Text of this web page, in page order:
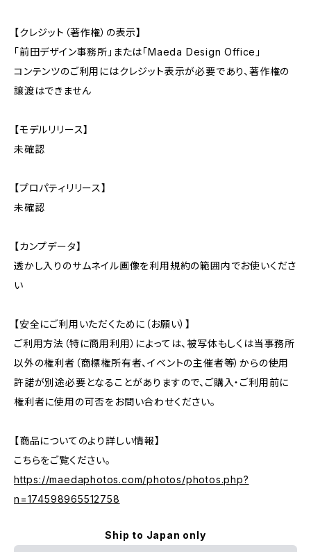
【クレジット（著作権）の表示】
「前田デザイン事務所」または「Maeda Design Office」
コンテンツのご利用にはクレジット表示が必要であり、著作権の
譲渡はできません
【モデルリリース】
未確認
【プロパティリリース】
未確認
【カンプデータ】
透かし入りのサムネイル画像を利用規約の範囲内でお使いくださ
い
【安全にご利用いただくために（お願い）】
ご利用方法（特に商用利用）によっては、被写体もしくは当事務所
以外の権利者（商標権所有者、イベントの主催者等）からの使用
許諾が別途必要となることがありますので、ご購入・ご利用前に
権利者に使用の可否をお問い合わせください。
【商品についてのより詳しい情報】
こちらをご覧ください。
https://maedaphotos.com/photos/photos.php?
n=174598965512758
Ship to Japan only